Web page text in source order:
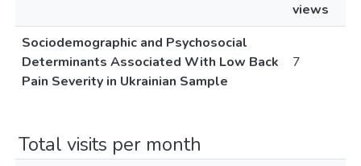
views
Sociodemographic and Psychosocial
Determinants Associated With Low Back
Pain Severity in Ukrainian Sample
7
Total visits per month